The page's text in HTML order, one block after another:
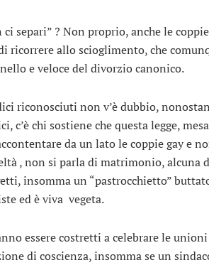
separi” ? Non proprio, anche le
ricorrere allo scioglimento, che
e veloce del divorzio canonico.
riconosciuti non v’è dubbio,
c’è chi sostiene che questa legge,
da un lato le coppie gay e
, non si parla di matrimonio, alcuna
insomma un “pastrocchietto”
ed è viva vegeta.
essere costretti a celebrare le unioni
di coscienza, insomma se un